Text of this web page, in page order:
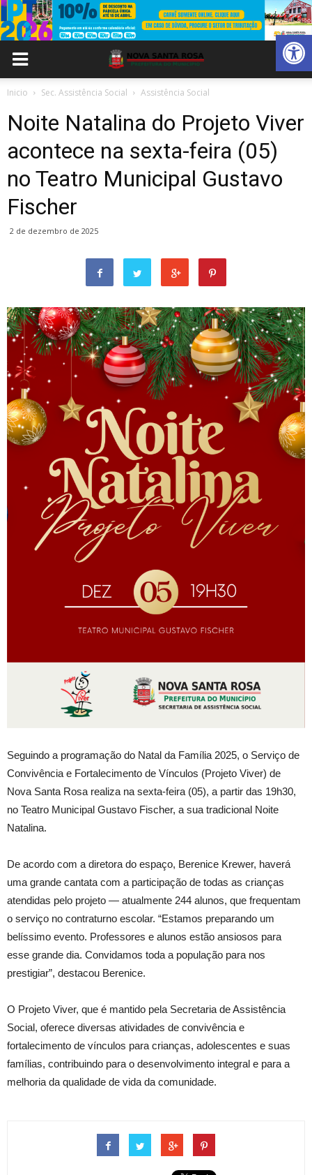
Abrir
Inicio Sec. Assistência Social Assistência Social
Noite Natalina do Projeto Viver
acontece na sexta-feira (05)
no Teatro Municipal Gustavo
Fischer
2 de dezembro de 2025
Seguindo a programação do Natal da Família 2025, o Serviço de
Convivência e Fortalecimento de Vínculos (Projeto Viver) de
Nova Santa Rosa realiza na sexta-feira (05), a partir das 19h30,
no Teatro Municipal Gustavo Fischer, a sua tradicional Noite
Natalina.
De acordo com a diretora do espaço, Berenice Krewer, haverá
uma grande cantata com a participação de todas as crianças
atendidas pelo projeto — atualmente 244 alunos, que frequentam
o serviço no contraturno escolar. “Estamos preparando um
belíssimo evento. Professores e alunos estão ansiosos para
esse grande dia. Convidamos toda a população para nos
prestigiar”, destacou Berenice.
O Projeto Viver, que é mantido pela Secretaria de Assistência
Social, oferece diversas atividades de convivência e
fortalecimento de vínculos para crianças, adolescentes e suas
famílias, contribuindo para o desenvolvimento integral e para a
melhoria da qualidade de vida da comunidade.